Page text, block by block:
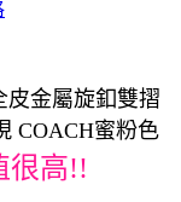
皮金屬旋釦雙摺
COACH蜜粉色
很高!!